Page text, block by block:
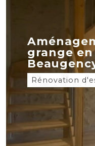
grange
Rénovation